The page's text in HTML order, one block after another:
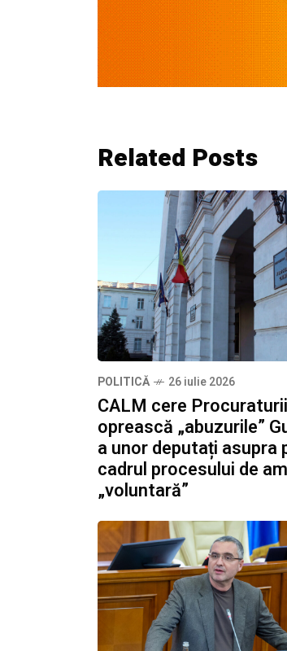
Related Posts
POLITICĂ 26 iulie 2026
CALM cere
oprească „abuzurile”
a unor deputați asupra
cadrul procesului de
„voluntară”